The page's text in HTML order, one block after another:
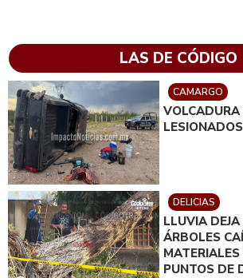
LAS DE CÓDIGO
CAMARGO
VOLCADURA
DELICIAS
LLUVIA
ÁRBOLES
PUNTOS DE